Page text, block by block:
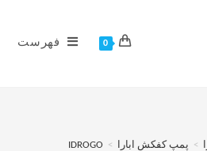
0 فهرست
> پمپ کفکش ابارا >
IDROGO